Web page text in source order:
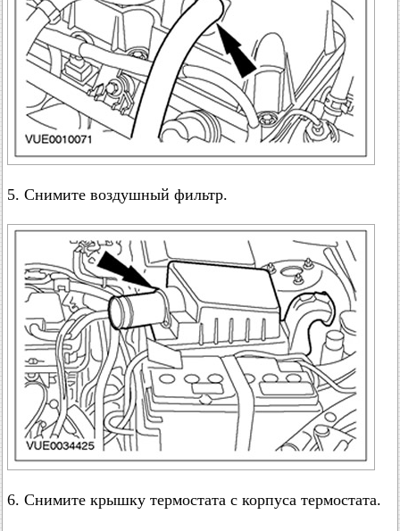
5. Снимите воздушный фильтр.
6. Снимите крышку термостата с корпуса термостата.